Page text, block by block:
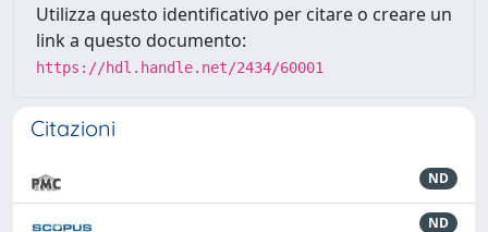
Utilizza questo identificativo per citare o creare un
link a questo documento:
https://hdl.handle.net/2434/60001
Citazioni
ND
ND